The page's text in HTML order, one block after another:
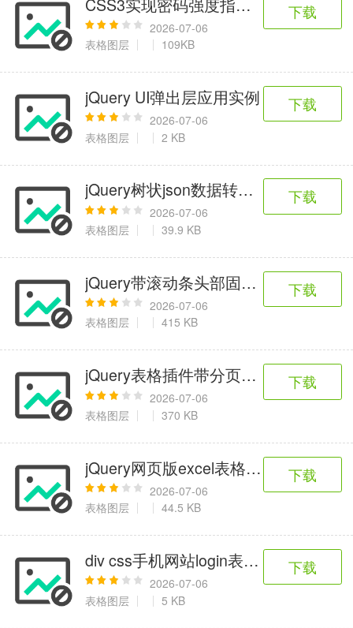
2026-07-06
表格图层
109KB
下载
jQuery UI弹出层应用实例
2026-07-06
表格图层
2 KB
下载
jQuery树状json数据转表格插件
2026-07-06
表格图层
39.9 KB
下载
jQuery带滚动条头部固定表格代码
2026-07-06
表格图层
415 KB
下载
jQuery表格插件带分页控制代码
2026-07-06
表格图层
370 KB
下载
jQuery网页版excel表格代码
2026-07-06
表格图层
44.5 KB
下载
div css手机网站login表单特效
2026-07-06
表格图层
5 KB
下载